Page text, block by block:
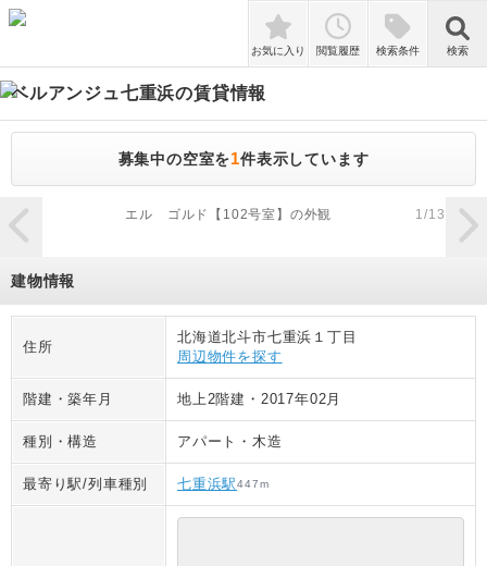
検索
お気に入り 閲覧履歴 検索条件 検索
ベルアンジュ七重浜の賃貸情報
募集中の空室を1件表示しています
zoom_in
エル ゴルド【102号室】の外観 1/13
建物情報
住所
北海道北斗市七重浜１丁目
周辺物件を探す
階建・築年月 地上2階建 ・ 2017年02月
種別・構造 アパート ・ 木造
最寄り駅/列車種別 七重浜駅447m